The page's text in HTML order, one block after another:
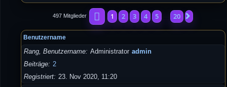
497 Mitglieder Seite1von20
1 2 3 4 5 20
Benutzername
Rang, Benutzername Administrator admin
Beiträge 2
Registriert 23. Nov 2020, 11:20